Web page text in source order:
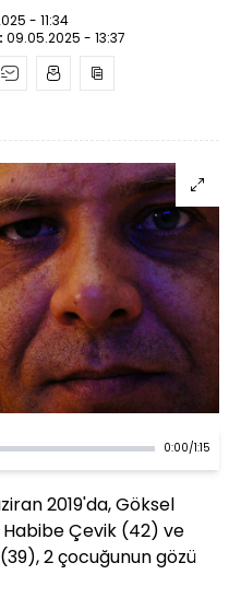
- 11:34
09.05.2025 - 13:37
0:00/1:15
2019'da, Göksel
Habibe Çevik (42) ve
(39), 2 çocuğunun gözü